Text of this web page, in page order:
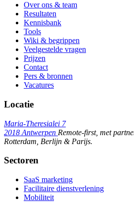
Over ons & team
Resultaten
Kennisbank
Tools
Wiki & begrippen
Veelgestelde vragen
Prijzen
Contact
Pers & bronnen
Vacatures
Locatie
Maria-Theresialei 7
2018 Antwerpen Remote-first, met
Rotterdam, Berlijn & Parijs.
Sectoren
SaaS marketing
Facilitaire dienstverlening
Mobiliteit